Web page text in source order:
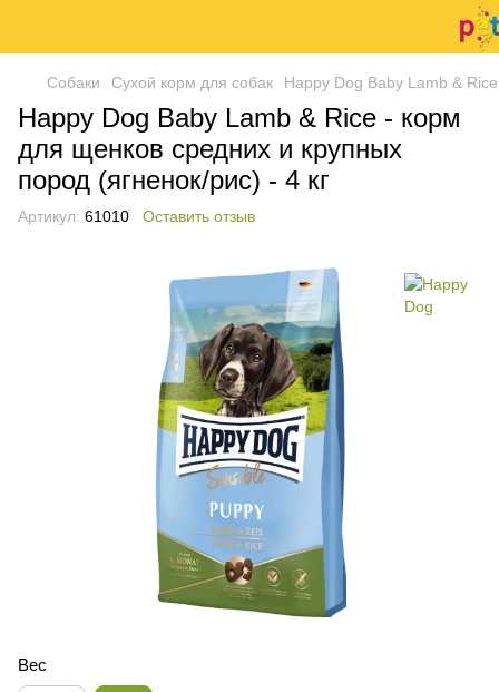
Собаки Сухой корм для собак Happy Dog Baby Lamb &
Happy Dog Baby Lamb & Rice - корм
для щенков средних и крупных
пород (ягненок/рис) - 4 кг
Артикул: 61010 Оставить отзыв
Вес